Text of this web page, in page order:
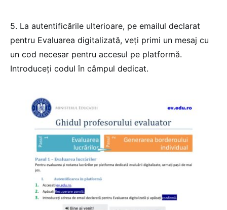
5. La autentificările ulterioare, pe emailul declarat
pentru Evaluarea digitalizată, veți primi un mesaj cu
un cod necesar pentru accesul pe platformă.
Introduceți codul în câmpul dedicat.